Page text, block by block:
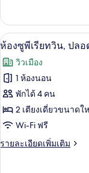
Bed)
ทวิน,
ปลอด
บุหรี่
(Single
Use)
เกี่ยว
กับ
ห้อง
พี
เรีย
น,
ปลอด
บุหรี่
(Single
Use)
เปิด
ภาพถ่าย
ทั้งหมด
ของ
ห้อง
ซู
พี
7
ห้องซูพีเรียทวิน, ปล
วิวเมือง
1 ห้องนอน
พักได้ 4 คน
2 เตียงเดี่ยวขนาดใ
Wi-Fi ฟรี
รายละเอียดเพิ่มเติม
ราย